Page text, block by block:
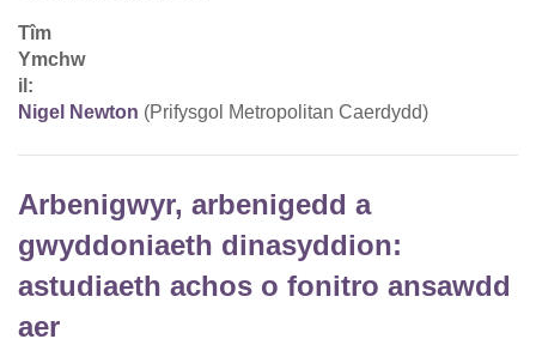
Tîm
Ymchw
il:
Nigel Newton (Prifysgol Metropolitan Caerdydd)
Arbenigwyr, arbenigedd a
gwyddoniaeth dinasyddion:
astudiaeth achos o fonitro ansawdd
aer